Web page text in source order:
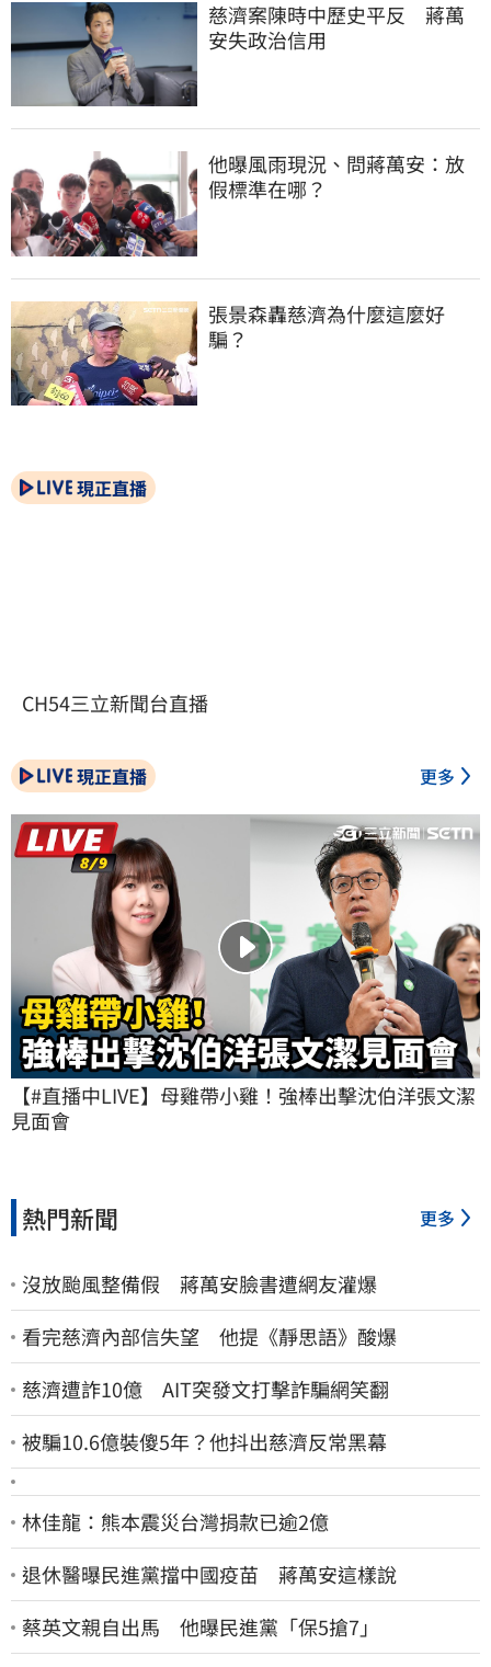
慈濟案陳時中歷史平反　蔣萬
安失政治信用
他曝風雨現況、問蔣萬安：放
假標準在哪？
張景森轟慈濟為什麼這麼好
騙？
現正直播
CH54三立新聞台直播
現正直播 更多
【#直播中LIVE】母雞帶小雞！強棒出擊沈伯洋張文潔
見面會
熱門新聞 更多
沒放颱風整備假 蔣萬安臉書遭網友灌爆
看完慈濟內部信失望 他提《靜思語》酸爆
慈濟遭詐10億 AIT突發文打擊詐騙網笑翻
被騙10.6億裝傻5年？他抖出慈濟反常黑幕
林佳龍：熊本震災台灣捐款已逾2億
退休醫曝民進黨擋中國疫苗 蔣萬安這樣說
蔡英文親自出馬 他曝民進黨「保5搶7」